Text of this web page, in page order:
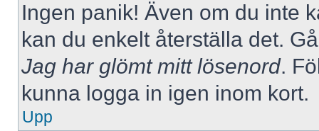
Ingen panik! Även om du inte
kan du enkelt återställa det.
Jag har glömt mitt lösenord.
kunna logga in igen inom kort.
Upp